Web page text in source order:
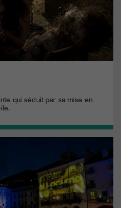
qui séduit par sa mise en